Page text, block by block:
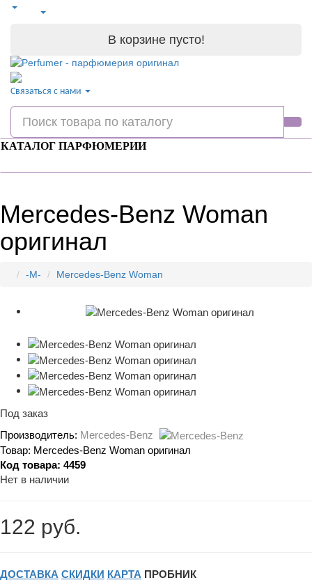
В корзине пусто!
Связаться с нами
КАТАЛОГ ПАРФЮМЕРИИ
Mercedes-Benz Woman
оригинал
-M- Mercedes-Benz Woman
Под заказ
Производитель: Mercedes-Benz
Товар: Mercedes-Benz Woman оригинал
Код товара: 4459
Нет в наличии
122 руб.
ДОСТАВКА СКИДКИ КАРТА ПРОБНИК